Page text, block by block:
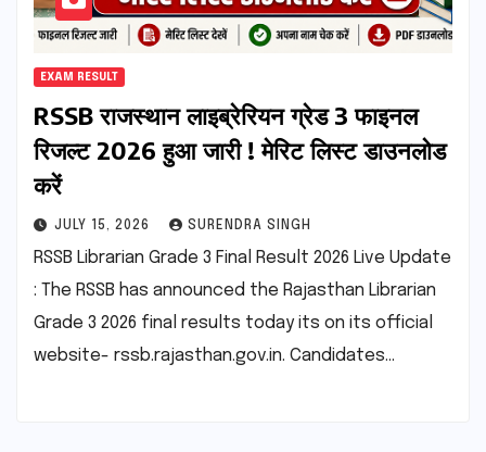
EXAM RESULT
RSSB राजस्थान लाइब्रेरियन ग्रेड 3 फाइनल
रिजल्ट 2026 हुआ जारी ! मेरिट लिस्ट डाउनलोड
करें
JULY 15, 2026 SURENDRA SINGH
RSSB Librarian Grade 3 Final Result 2026 Live Update
: The RSSB has announced the Rajasthan Librarian
Grade 3 2026 final results today its on its official
website- rssb.rajasthan.gov.in. Candidates…